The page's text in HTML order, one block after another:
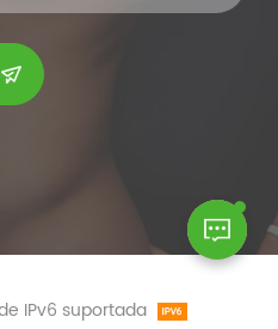
IPv6 suportada